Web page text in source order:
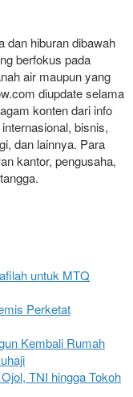
dan hiburan dibawah
berfokus pada
air maupun yang
diupdate selama
konten dari info
bisnis,
dan lainnya. Para
kantor, pengusaha,
untuk MTQ
Perketat
Kembali Rumah
TNI hingga Tokoh